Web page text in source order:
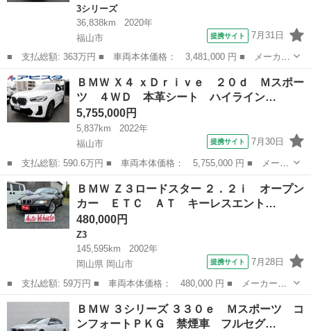
3シリーズ
36,838km
2020年
福山市
提携サイト 7月31日
■ 支払総額: 363万円 ■ 車両本体価格： 3,481,000 円 ■ メーカー
名： ＢＭＷ ■ 車種名： ３シリーズ ■ グレード名： ３２０
ｄ ｘＤｒｉｖｅ Ｍスポーツ インテリジェントセーフティ 純正
ＨＤＤナビ ...
広島 福山市
ＢＭＷ Ｘ４ ｘＤｒｉｖｅ ２０ｄ Ｍスポー
ツ ４ＷＤ 本革シート ハイライン…
5,755,000円
5,837km
2022年
福山市
提携サイト 7月30日
■ 支払総額: 590.6万円 ■ 車両本体価格： 5,755,000 円 ■ メーカ
ー名： ＢＭＷ ■ 車種名： Ｘ４ ■ グレード名： ｘＤｒｉｖ
ｅ ２０ｄ Ｍスポーツ ４ＷＤ 本革シート ハイラインパッケー
ジ 純正フ...
広島 福山市
ＢＭＷ Ｚ３ロードスター ２．２ｉ オープン
カー ＥＴＣ ＡＴ キーレスエント…
480,000円
Z3
145,595km
2002年
岡山県 岡山市
提携サイト 7月28日
■ 支払総額: 59万円 ■ 車両本体価格： 480,000 円 ■ メーカー
名： ＢＭＷ ■ 車種名： Ｚ３ロードスター ■ グレード名：
２．２ｉ オープンカー ＥＴＣ ＡＴ キーレスエントリー シー
トヒーター アルミ...
岡山 岡山市
ＢＭＷ ３シリーズ ３３０ｅ Ｍスポーツ コ
ンフォートＰＫＧ 禁煙車 フルセグ…